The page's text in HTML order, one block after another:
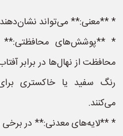
* **معنی:** می‌تواند
* **پوشش‌های محافظتی:**
محافظت از نهال‌ها در برابر
رنگ سفید یا خاکستری
می‌کنند.
* **لایه‌های معدنی:** در برخی